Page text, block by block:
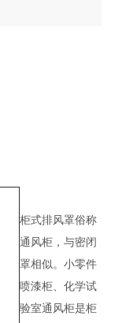
柜式排风罩俗称
通风柜，与密闭
罩相似。小零件
喷漆柜、化学试
验室通风柜是柜